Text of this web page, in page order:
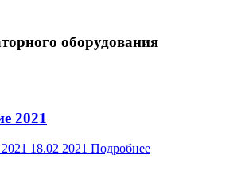
оборудования
2021
18.02 2021 Подробнее